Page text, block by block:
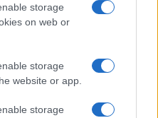
storage
on web or
storage
website or app.
storage